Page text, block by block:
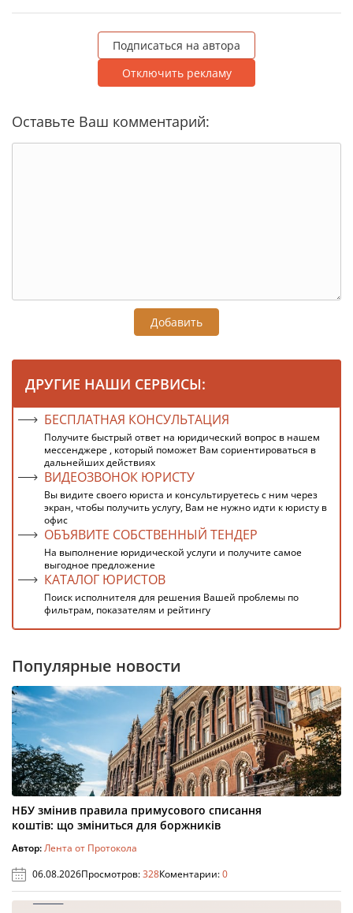
Подписаться на автора
Отключить рекламу
Оставьте Ваш комментарий:
Добавить
ДРУГИЕ НАШИ СЕРВИСЫ:
БЕСПЛАТНАЯ КОНСУЛЬТАЦИЯ
Получите быстрый ответ на юридический вопрос в нашем
мессенджере , который поможет Вам сориентироваться в
дальнейших действиях
ВИДЕОЗВОНОК ЮРИСТУ
Вы видите своего юриста и консультируетесь с ним через
экран, чтобы получить услугу, Вам не нужно идти к юристу в
офис
ОБЪЯВИТЕ СОБСТВЕННЫЙ ТЕНДЕР
На выполнение юридической услуги и получите самое
выгодное предложение
КАТАЛОГ ЮРИСТОВ
Поиск исполнителя для решения Вашей проблемы по
фильтрам, показателям и рейтингу
Популярные новости
НБУ змінив правила примусового списання
коштів: що зміниться для боржників
Автор:Лента от Протокола
06.08.2026Просмотров:328Коментарии:0